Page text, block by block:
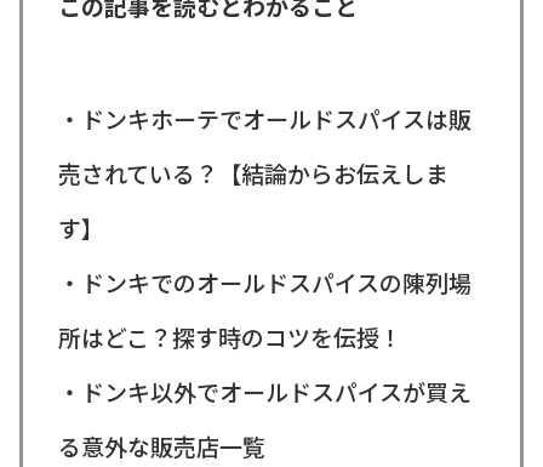
・ドンキホーテでオールドスパイスは販
売されている？【結論からお伝えしま
す】
・ドンキでのオールドスパイスの陳列場
所はどこ？探す時のコツを伝授！
・ドンキ以外でオールドスパイスが買え
る意外な販売店一覧